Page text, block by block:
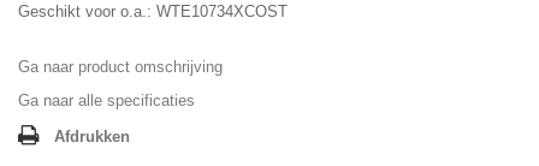
Geschikt voor o.a.: WTE10734XCOST
Ga naar product omschrijving
Ga naar alle specificaties
Afdrukken